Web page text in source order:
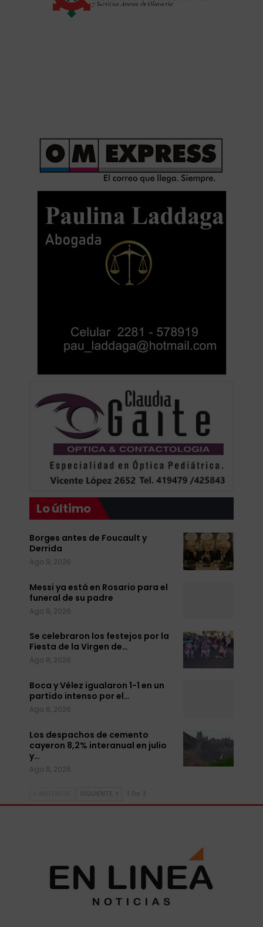
Lo último
Borges antes de Foucault y
Derrida
Ago 9, 2026
Messi ya está en Rosario para el
funeral de su padre
Ago 8, 2026
Se celebraron los festejos por la
Fiesta de la Virgen de…
Ago 8, 2026
Boca y Vélez igualaron 1-1 en un
partido intenso por el…
Ago 8, 2026
Los despachos de cemento
cayeron 8,2% interanual en julio
y…
Ago 8, 2026
SIGUIENTE 1 De 3